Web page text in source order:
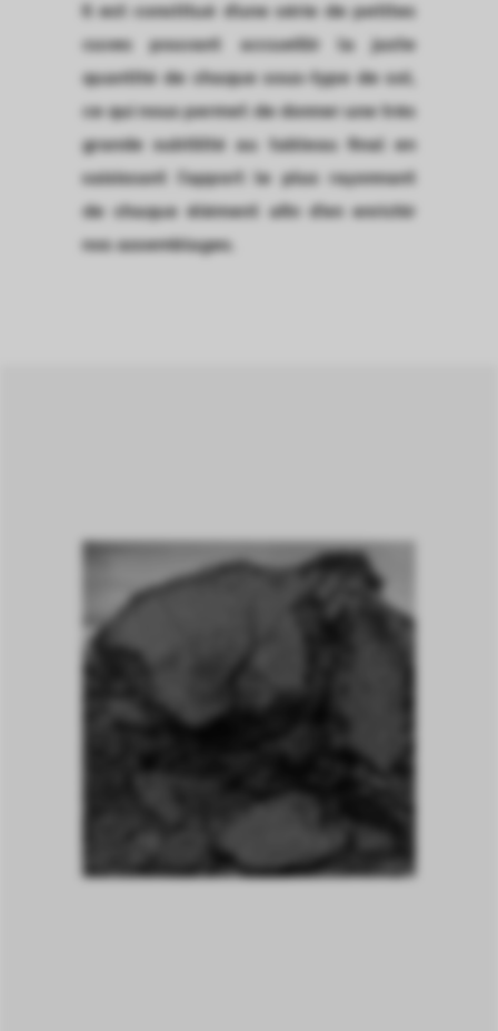
Il est constitué d’une série de petites
cuves pouvant accueillir la juste
quantité de chaque sous-type de sol,
ce qui nous permet de donner une très
grande subtilité au tableau final en
saisissant l’apport le plus rayonnant
de chaque élément afin d’en enrichir
nos assemblages.